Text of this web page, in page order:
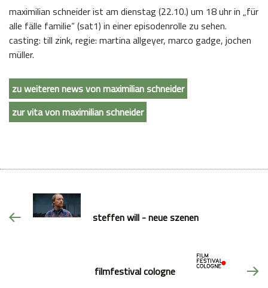
maximilian schneider ist am dienstag (22.10.) um 18 uhr in „für
alle fälle familie“ (sat1) in einer episodenrolle zu sehen.
casting: till zink, regie: martina allgeyer, marco gadge, jochen
müller.
zu weiteren news von maximilian schneider
zur vita von maximilian schneider
steffen will - neue szenen
filmfestival cologne